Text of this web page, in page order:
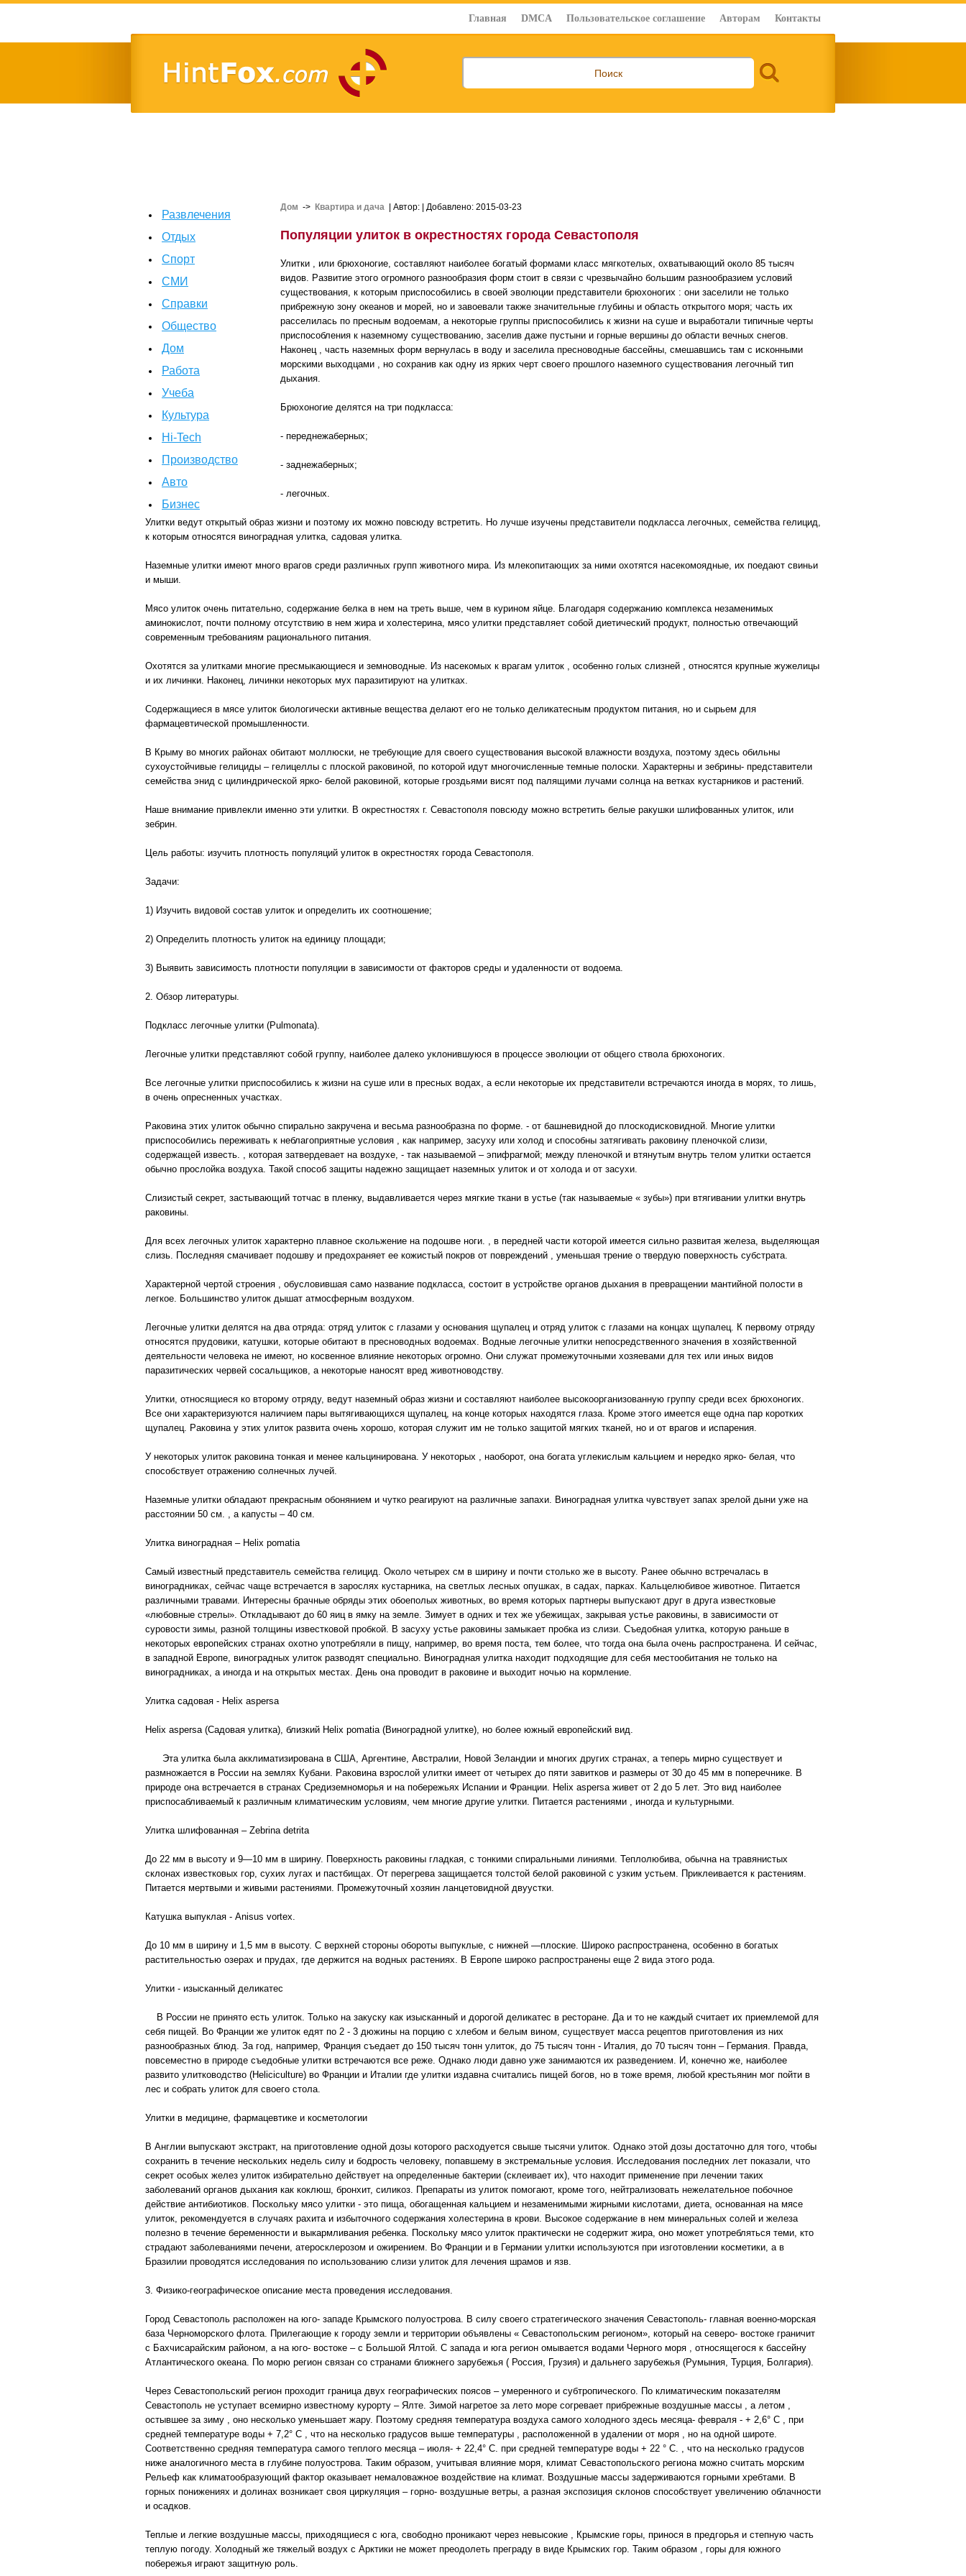
Главная DMCA Пользовательское соглашение Авторам Контакты
Развлечения
Отдых
Спорт
СМИ
Справки
Общество
Дом
Работа
Учеба
Культура
Hi-Tech
Производство
Авто
Бизнес
Дом -> Квартира и дача | Автор: | Добавлено: 2015-03-23
Популяции улиток в окрестностях города Севастополя
Улитки , или брюхоногие, составляют наиболее богатый формами класс мягкотелых, охватывающий около 85 тысяч
видов. Развитие этого огромного разнообразия форм стоит в связи с чрезвычайно большим разнообразием условий
существования, к которым приспособились в своей эволюции представители брюхоногих : они заселили не только
прибрежную зону океанов и морей, но и завоевали также значительные глубины и область открытого моря; часть их
расселилась по пресным водоемам, а некоторые группы приспособились к жизни на суше и выработали типичные черты
приспособления к наземному существованию, заселив даже пустыни и горные вершины до области вечных снегов.
Наконец , часть наземных форм вернулась в воду и заселила пресноводные бассейны, смешавшись там с исконными
морскими выходцами , но сохранив как одну из ярких черт своего прошлого наземного существования легочный тип
дыхания.
Брюхоногие делятся на три подкласса:
- переднежаберных;
- заднежаберных;
- легочных.
Улитки ведут открытый образ жизни и поэтому их можно повсюду встретить. Но лучше изучены представители подкласса легочных, семейства гелицид,
к которым относятся виноградная улитка, садовая улитка.
Наземные улитки имеют много врагов среди различных групп животного мира. Из млекопитающих за ними охотятся насекомоядные, их поедают свиньи
и мыши.
Мясо улиток очень питательно, содержание белка в нем на треть выше, чем в курином яйце. Благодаря содержанию комплекса незаменимых
аминокислот, почти полному отсутствию в нем жира и холестерина, мясо улитки представляет собой диетический продукт, полностью отвечающий
современным требованиям рационального питания.
Охотятся за улитками многие пресмыкающиеся и земноводные. Из насекомых к врагам улиток , особенно голых слизней , относятся крупные жужелицы
и их личинки. Наконец, личинки некоторых мух паразитируют на улитках.
Содержащиеся в мясе улиток биологически активные вещества делают его не только деликатесным продуктом питания, но и сырьем для
фармацевтической промышленности.
В Крыму во многих районах обитают моллюски, не требующие для своего существования высокой влажности воздуха, поэтому здесь обильны
сухоустойчивые гелициды – гелицеллы с плоской раковиной, по которой идут многочисленные темные полоски. Характерны и зебрины- представители
семейства энид с цилиндрической ярко- белой раковиной, которые гроздьями висят под палящими лучами солнца на ветках кустарников и растений.
Наше внимание привлекли именно эти улитки. В окрестностях г. Севастополя повсюду можно встретить белые ракушки шлифованных улиток, или
зебрин.
Цель работы: изучить плотность популяций улиток в окрестностях города Севастополя.
Задачи:
1) Изучить видовой состав улиток и определить их соотношение;
2) Определить плотность улиток на единицу площади;
3) Выявить зависимость плотности популяции в зависимости от факторов среды и удаленности от водоема.
2. Обзор литературы.
Подкласс легочные улитки (Pulmonata).
Легочные улитки представляют собой группу, наиболее далеко уклонившуюся в процессе эволюции от общего ствола брюхоногих.
Все легочные улитки приспособились к жизни на суше или в пресных водах, а если некоторые их представители встречаются иногда в морях, то лишь,
в очень опресненных участках.
Раковина этих улиток обычно спирально закручена и весьма разнообразна по форме. - от башневидной до плоскодисковидной. Многие улитки
приспособились переживать к неблагоприятные условия , как например, засуху или холод и способны затягивать раковину пленочкой слизи,
содержащей известь. , которая затвердевает на воздухе, - так называемой – эпифрагмой; между пленочкой и втянутым внутрь телом улитки остается
обычно прослойка воздуха. Такой способ защиты надежно защищает наземных улиток и от холода и от засухи.
Слизистый секрет, застывающий тотчас в пленку, выдавливается через мягкие ткани в устье (так называемые « зубы») при втягивании улитки внутрь
раковины.
Для всех легочных улиток характерно плавное скольжение на подошве ноги. , в передней части которой имеется сильно развитая железа, выделяющая
слизь. Последняя смачивает подошву и предохраняет ее кожистый покров от повреждений , уменьшая трение о твердую поверхность субстрата.
Характерной чертой строения , обусловившая само название подкласса, состоит в устройстве органов дыхания в превращении мантийной полости в
легкое. Большинство улиток дышат атмосферным воздухом.
Легочные улитки делятся на два отряда: отряд улиток с глазами у основания щупалец и отряд улиток с глазами на концах щупалец. К первому отряду
относятся прудовики, катушки, которые обитают в пресноводных водоемах. Водные легочные улитки непосредственного значения в хозяйственной
деятельности человека не имеют, но косвенное влияние некоторых огромно. Они служат промежуточными хозяевами для тех или иных видов
паразитических червей сосальщиков, а некоторые наносят вред животноводству.
Улитки, относящиеся ко второму отряду, ведут наземный образ жизни и составляют наиболее высокоорганизованную группу среди всех брюхоногих.
Все они характеризуются наличием пары вытягивающихся щупалец, на конце которых находятся глаза. Кроме этого имеется еще одна пар коротких
щупалец. Раковина у этих улиток развита очень хорошо, которая служит им не только защитой мягких тканей, но и от врагов и испарения.
У некоторых улиток раковина тонкая и менее кальцинирована. У некоторых , наоборот, она богата углекислым кальцием и нередко ярко- белая, что
способствует отражению солнечных лучей.
Наземные улитки обладают прекрасным обонянием и чутко реагируют на различные запахи. Виноградная улитка чувствует запах зрелой дыни уже на
расстоянии 50 см. , а капусты – 40 см.
Улитка виноградная – Helix pomatia
Самый известный представитель семейства гелицид. Около четырех см в ширину и почти столько же в высоту. Ранее обычно встречалась в
виноградниках, сейчас чаще встречается в зарослях кустарника, на светлых лесных опушках, в садах, парках. Кальцелюбивое животное. Питается
различными травами. Интересны брачные обряды этих обоеполых животных, во время которых партнеры выпускают друг в друга известковые
«любовные стрелы». Откладывают до 60 яиц в ямку на земле. Зимует в одних и тех же убежищах, закрывая устье раковины, в зависимости от
суровости зимы, разной толщины известковой пробкой. В засуху устье раковины замыкает пробка из слизи. Съедобная улитка, которую раньше в
некоторых европейских странах охотно употребляли в пищу, например, во время поста, тем более, что тогда она была очень распространена. И сейчас,
в западной Европе, виноградных улиток разводят специально. Виноградная улитка находит подходящие для себя местообитания не только на
виноградниках, а иногда и на открытых местах. День она проводит в раковине и выходит ночью на кормление.
Улитка садовая - Helix aspersa
Helix aspersa (Садовая улитка), близкий Helix pomatia (Виноградной улитке), но более южный европейский вид.
Эта улитка была акклиматизирована в США, Аргентине, Австралии, Новой Зеландии и многих других странах, а теперь мирно существует и
размножается в России на землях Кубани. Раковина взрослой улитки имеет от четырех до пяти завитков и размеры от 30 до 45 мм в поперечнике. В
природе она встречается в странах Средиземноморья и на побережьях Испании и Франции. Helix aspersa живет от 2 до 5 лет. Это вид наиболее
приспосабливаемый к различным климатическим условиям, чем многие другие улитки. Питается растениями , иногда и культурными.
Улитка шлифованная – Zebrina detrita
До 22 мм в высоту и 9—10 мм в ширину. Поверхность раковины гладкая, с тонкими спиральными линиями. Теплолюбива, обычна на травянистых
склонах известковых гор, сухих лугах и пастбищах. От перегрева защищается толстой белой раковиной с узким устьем. Приклеивается к растениям.
Питается мертвыми и живыми растениями. Промежуточный хозяин ланцетовидной двуустки.
Катушка выпуклая - Anisus vortex.
До 10 мм в ширину и 1,5 мм в высоту. С верхней стороны обороты выпуклые, с нижней —плоские. Широко распространена, особенно в богатых
растительностью озерах и прудах, где держится на водных растениях. В Европе широко распространены еще 2 вида этого рода.
Улитки - изысканный деликатес
В России не принято есть улиток. Только на закуску как изысканный и дорогой деликатес в ресторане. Да и то не каждый считает их приемлемой для
себя пищей. Во Франции же улиток едят по 2 - 3 дюжины на порцию с хлебом и белым вином, существует масса рецептов приготовления из них
разнообразных блюд. За год, например, Франция съедает до 150 тысяч тонн улиток, до 75 тысяч тонн - Италия, до 70 тысяч тонн – Германия. Правда,
повсеместно в природе съедобные улитки встречаются все реже. Однако люди давно уже занимаются их разведением. И, конечно же, наиболее
развито улитководство (Heliciculture) во Франции и Италии где улитки издавна считались пищей богов, но в тоже время, любой крестьянин мог пойти в
лес и собрать улиток для своего стола.
Улитки в медицине, фармацевтике и косметологии
В Англии выпускают экстракт, на приготовление одной дозы которого расходуется свыше тысячи улиток. Однако этой дозы достаточно для того, чтобы
сохранить в течение нескольких недель силу и бодрость человеку, попавшему в экстремальные условия. Исследования последних лет показали, что
секрет особых желез улиток избирательно действует на определенные бактерии (склеивает их), что находит применение при лечении таких
заболеваний органов дыхания как коклюш, бронхит, силикоз. Препараты из улиток помогают, кроме того, нейтрализовать нежелательное побочное
действие антибиотиков. Поскольку мясо улитки - это пища, обогащенная кальцием и незаменимыми жирными кислотами, диета, основанная на мясе
улиток, рекомендуется в случаях рахита и избыточного содержания холестерина в крови. Высокое содержание в нем минеральных солей и железа
полезно в течение беременности и выкармливания ребенка. Поскольку мясо улиток практически не содержит жира, оно может употребляться теми, кто
страдают заболеваниями печени, атеросклерозом и ожирением. Во Франции и в Германии улитки используются при изготовлении косметики, а в
Бразилии проводятся исследования по использованию слизи улиток для лечения шрамов и язв.
3. Физико-географическое описание места проведения исследования.
Город Севастополь расположен на юго- западе Крымского полуострова. В силу своего стратегического значения Севастополь- главная военно-морская
база Черноморского флота. Прилегающие к городу земли и территории объявлены « Севастопольским регионом», который на северо- востоке граничит
с Бахчисарайским районом, а на юго- востоке – с Большой Ялтой. С запада и юга регион омывается водами Черного моря , относящегося к бассейну
Атлантического океана. По морю регион связан со странами ближнего зарубежья ( Россия, Грузия) и дальнего зарубежья (Румыния, Турция, Болгария).
Через Севастопольский регион проходит граница двух географических поясов – умеренного и субтропического. По климатическим показателям
Севастополь не уступает всемирно известному курорту – Ялте. Зимой нагретое за лето море согревает прибрежные воздушные массы , а летом ,
остывшее за зиму , оно несколько уменьшает жару. Поэтому средняя температура воздуха самого холодного здесь месяца- февраля - + 2,6° С , при
средней температуре воды + 7,2° С , что на несколько градусов выше температуры , расположенной в удалении от моря , но на одной широте.
Соответственно средняя температура самого теплого месяца – июля- + 22,4° С. при средней температуре воды + 22 ° С. , что на несколько градусов
ниже аналогичного места в глубине полуострова. Таким образом, учитывая влияние моря, климат Севастопольского региона можно считать морским
Рельеф как климатообразующий фактор оказывает немаловажное воздействие на климат. Воздушные массы задерживаются горными хребтами. В
горных понижениях и долинах возникает своя циркуляция – горно- воздушные ветры, а разная экспозиция склонов способствует увеличению облачности
и осадков.
Теплые и легкие воздушные массы, приходящиеся с юга, свободно проникают через невысокие , Крымские горы, принося в предгорья и степную часть
теплую погоду. Холодный же тяжелый воздух с Арктики не может преодолеть преграду в виде Крымских гор. Таким образом , горы для южного
побережья играют защитную роль.